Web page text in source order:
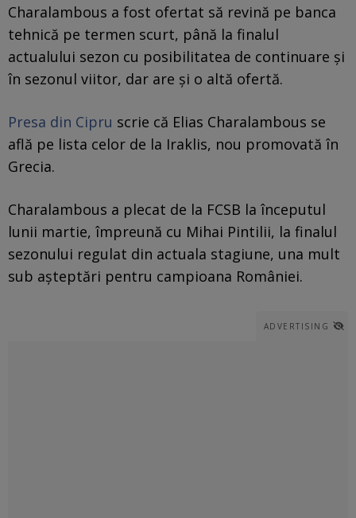
Charalambous a fost ofertat să revină pe banca
tehnică pe termen scurt, până la finalul
actualului sezon cu posibilitatea de continuare și
în sezonul viitor, dar are și o altă ofertă.
Presa din Cipru scrie că Elias Charalambous se
află pe lista celor de la Iraklis, nou promovată în
Grecia.
Charalambous a plecat de la FCSB la începutul
lunii martie, împreună cu Mihai Pintilii, la finalul
sezonului regulat din actuala stagiune, una mult
sub așteptări pentru campioana României.
ADVERTISING